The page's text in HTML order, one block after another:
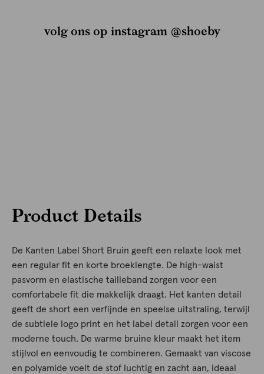
volg ons op instagram @shoeby
Product Details
De Kanten Label Short Bruin geeft een relaxte look met
een regular fit en korte broeklengte. De high-waist
pasvorm en elastische tailleband zorgen voor een
comfortabele fit die makkelijk draagt. Het kanten detail
geeft de short een verfijnde en speelse uitstraling, terwijl
de subtiele logo print en het label detail zorgen voor een
moderne touch. De warme bruine kleur maakt het item
stijlvol en eenvoudig te combineren. Gemaakt van viscose
en polyamide voelt de stof luchtig en zacht aan, ideaal